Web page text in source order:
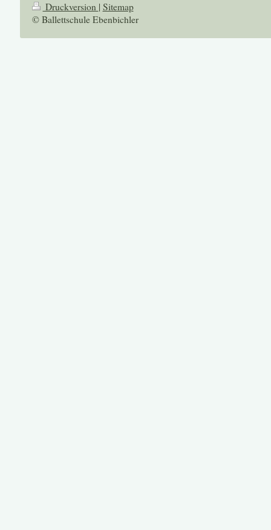
Druckversion | Sitemap
© Ballettschule Ebenbichler